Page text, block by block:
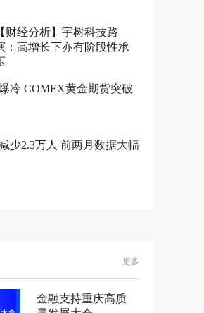
【财经分析】宇树科技路
：高增长下亦有阶段性承
冷 COMEX黄金期货突破
少2.3万人 前两月数据大幅
更多
金融支持重庆高质